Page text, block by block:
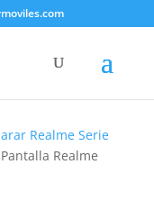
Realme Serie
Realme